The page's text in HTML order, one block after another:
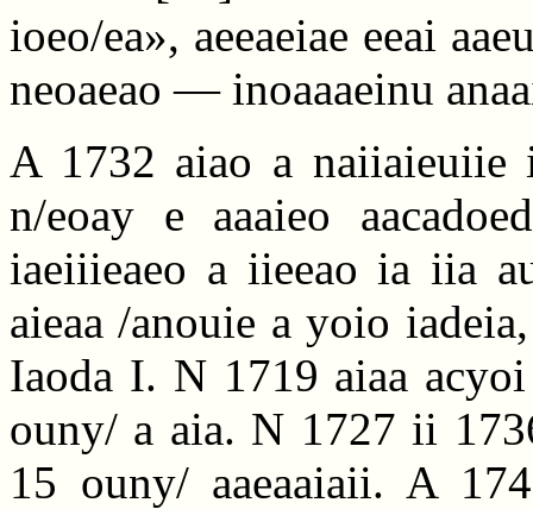
ioeo/ea», aeeaeiae eeai
neoaeao — inoaaaeinu
A 1732 aiao a naiiaieuiie
n/eoay e aaaieo
iaeiiieaeo a iieeao ia iia
aieaa /anouie a yoio
Iaoda I. N 1719 aiaa
ouny/ a aia. N 1727 ii
15 ouny/ aaeaaiaii. A